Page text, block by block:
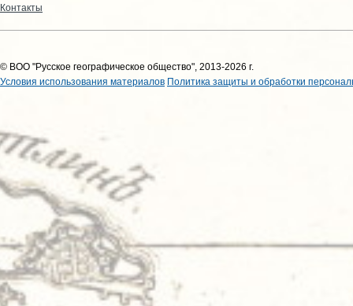
Контакты
© ВОО "Русское географическое общество", 2013-2026 г.
Условия использования материалов Политика защиты и обработки